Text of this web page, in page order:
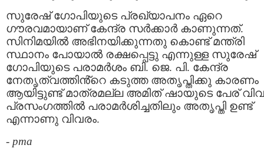
സുരേഷ് ഗോപിയുടെ പ്രഖ്യാപനം ഏറെ
ഗൗരവമായാണ് കേന്ദ്ര സര്‍ക്കാര്‍ കാണുന്നത്.
സിനിമയിൽ അഭിനയിക്കുന്നതു കൊണ്ട് മന്ത്രി
സ്ഥാനം പോയാൽ രക്ഷപ്പെട്ടു എന്നുള്ള സുരേഷ്
ഗോപിയുടെ പരാമര്‍ശം ബി. ജെ. പി. കേന്ദ്ര
നേതൃത്വത്തിൻ്റെ കടുത്ത അതൃപ്തിക്കു കാരണം
ആയിട്ടുണ്ട് മാത്രമല്ല അമിത് ഷായുടെ പേര്
പ്രസംഗത്തില്‍ പരാമര്‍ശിച്ചതിലും അതൃപ്തി ഉണ്ട്
എന്നാണു വിവരം.
- pma